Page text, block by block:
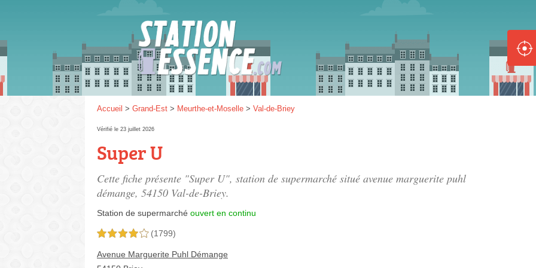
Accueil > Grand-Est > Meurthe-et-Moselle > Val-de-Briey
Vérifié le 23 juillet 2026
Super U
Cette fiche présente "Super U", station de supermarché situé avenue marguerite puhl
démange, 54150 Val-de-Briey.
Station de supermarché ouvert en continu
4,0 étoiles sur 5 (1799)
Avenue Marguerite Puhl Démange
Gazole :
Disponible Épuisé
SP 98 :
Disponible Épuisé